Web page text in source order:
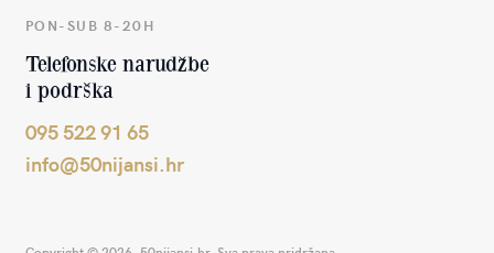
PON-SUB 8-20H
Telefonske narudžbe
i podrška
095 522 91 65
info@50nijansi.hr